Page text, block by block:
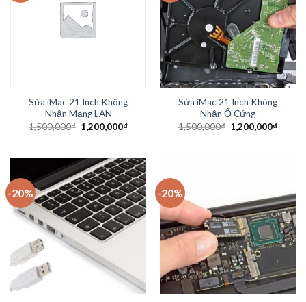
Sửa iMac 21 Inch Không
Nhận Mạng LAN
1,500,000₫ 1,200,000₫
Sửa iMac 21 Inch Không
Nhận Ổ Cứng
1,500,000₫ 1,200,000₫
-20% -20%